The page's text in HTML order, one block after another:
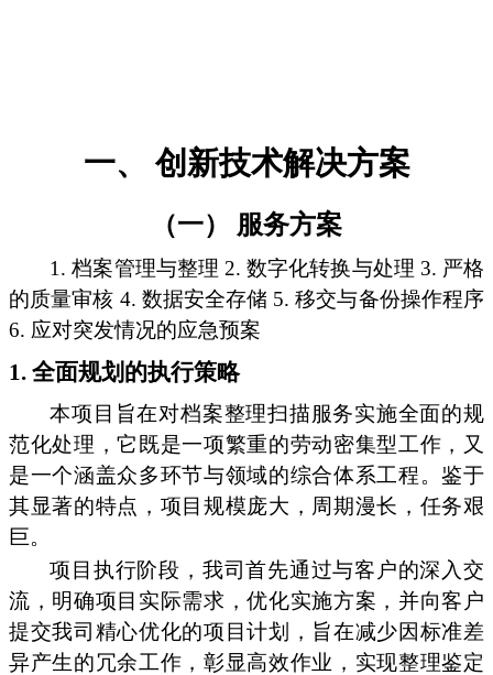
一、 创新技术解决方案
（一） 服务方案
1. 档案管理与整理 2. 数字化转换与处理 3. 严格
的质量审核 4. 数据安全存储 5. 移交与备份操作程序
6. 应对突发情况的应急预案
1. 全面规划的执行策略
本项目旨在对档案整理扫描服务实施全面的规
范化处理，它既是一项繁重的劳动密集型工作，又
是一个涵盖众多环节与领域的综合体系工程。鉴于
其显著的特点，项目规模庞大，周期漫长，任务艰
巨。
项目执行阶段，我司首先通过与客户的深入交
流，明确项目实际需求，优化实施方案，并向客户
提交我司精心优化的项目计划，旨在减少因标准差
异产生的冗余工作，彰显高效作业，实现整理鉴定